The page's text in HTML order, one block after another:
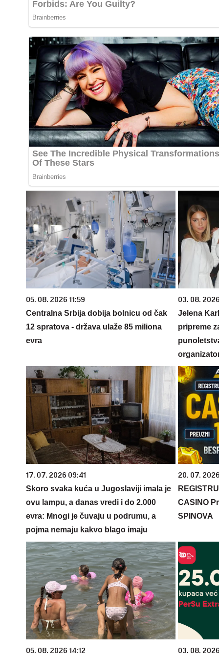
05. 08. 2026 11:59
Centralna Srbija dobija bolnicu od čak
12 spratova - država ulaže 85 miliona
evra
03. 08.
Jelena
pripreme
17. 07. 2026 09:41
Skoro svaka kuća u Jugoslaviji imala je
ovu lampu, a danas vredi i do 2.000
evra: Mnogi je čuvaju u podrumu, a
pojma nemaju kakvo blago imaju
20. 07.
CASINO
SPINOVA
05. 08. 2026 14:12 03. 08.